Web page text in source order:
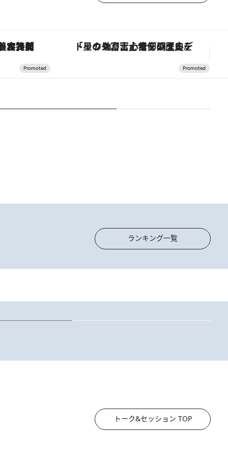
【銀座で出合う最旬美容】美髪ケアや上質な眠り…セルフケアのアップデートから、特別な名入れギフトまで。大人のための「ReFa GINZA」クルーズ 「星のや富士」でデジタルデトックス。冨士信仰の歴史を辿り、心身を調える。
ランキング一覧
トーク&セッション TOP